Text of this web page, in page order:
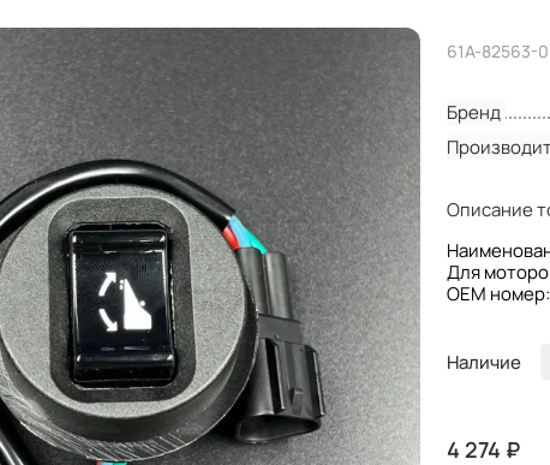
61A-82563-
Бренд
Описание
Для
OEM
Наличие
4 274 ₽